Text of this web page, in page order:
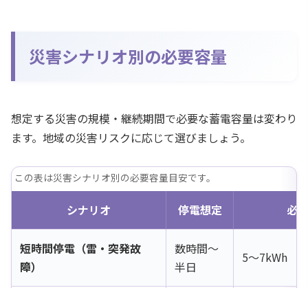
災害シナリオ別の必要容量
想定する災害の規模・継続期間で必要な蓄電容量は変わり
ます。地域の災害リスクに応じて選びましょう。
この表は災害シナリオ別の必要容量目安です。
シナリオ 停電想定 必
短時間停電（雷・突発故
障）
数時間〜
半日
5〜7kWh